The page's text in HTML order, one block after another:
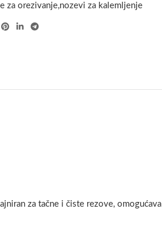
za orezivanje,nozevi za kalemljenje
za tačne i čiste rezove, omogućava